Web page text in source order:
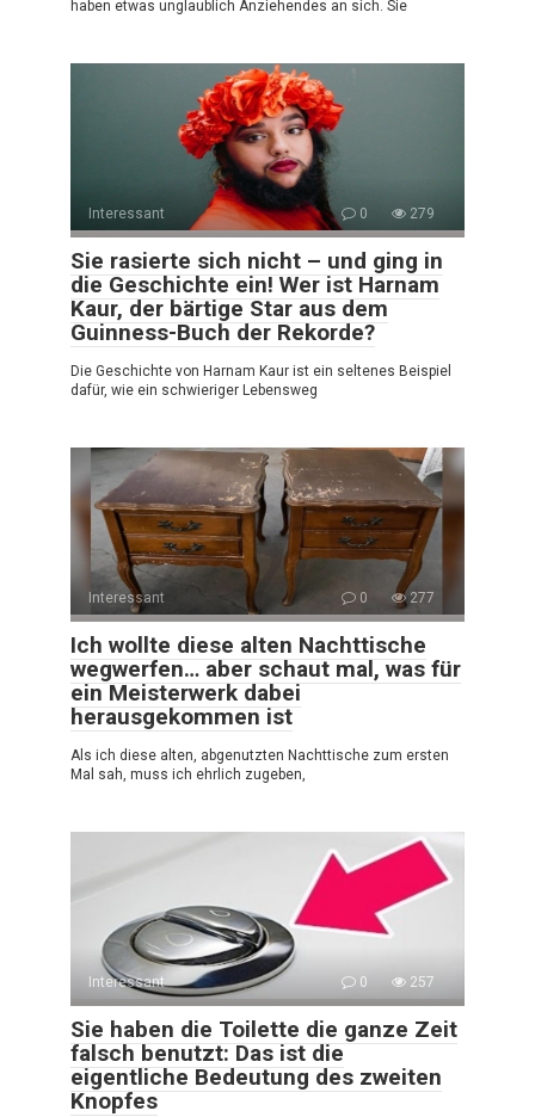
haben etwas unglaublich Anziehendes an sich. Sie
Interessant 0 279
Sie rasierte sich nicht – und ging in
die Geschichte ein! Wer ist Harnam
Kaur, der bärtige Star aus dem
Guinness-Buch der Rekorde?
Die Geschichte von Harnam Kaur ist ein seltenes Beispiel
dafür, wie ein schwieriger Lebensweg
Interessant 0 277
Ich wollte diese alten Nachttische
wegwerfen… aber schaut mal, was für
ein Meisterwerk dabei
herausgekommen ist
Als ich diese alten, abgenutzten Nachttische zum ersten
Mal sah, muss ich ehrlich zugeben,
Interessant 0 257
Sie haben die Toilette die ganze Zeit
falsch benutzt: Das ist die
eigentliche Bedeutung des zweiten
Knopfes